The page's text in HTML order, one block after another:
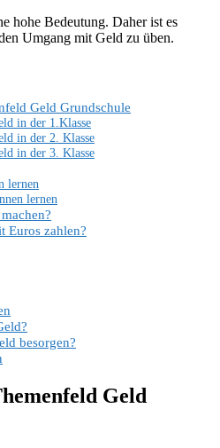
hohe Bedeutung. Daher ist es
Umgang mit Geld zu üben.
Geld Grundschule
in der 1.Klasse
in der 2. Klasse
in der 3. Klasse
lernen
lernen
Euros zahlen?
besorgen?
Geld